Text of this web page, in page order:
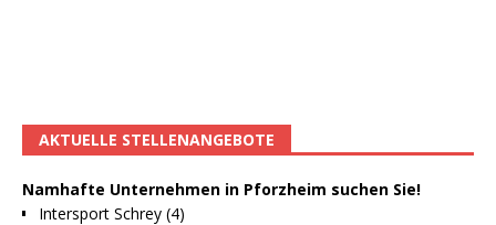
AKTUELLE STELLENANGEBOTE
Namhafte Unternehmen in Pforzheim suchen Sie!
Intersport Schrey (4)